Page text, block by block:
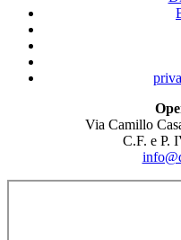
Via Camillo
C.F. e P.